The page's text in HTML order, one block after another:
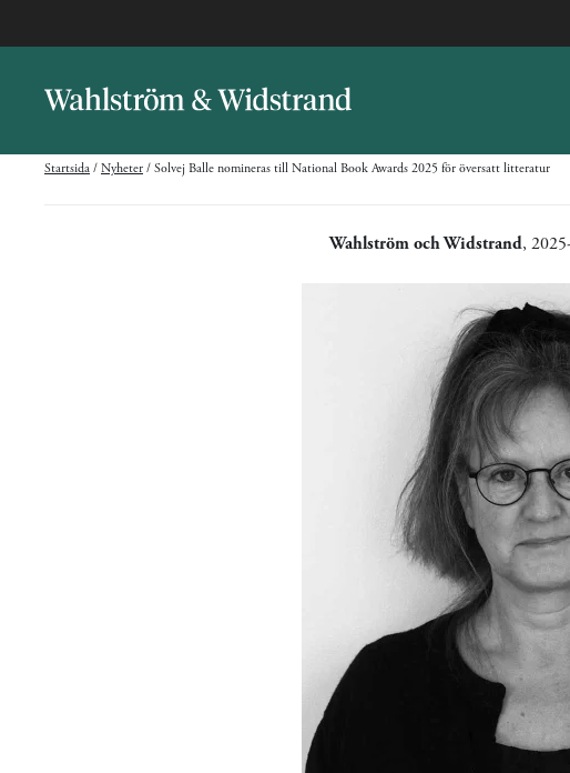
Startsida / Nyheter / Solvej Balle nomineras till National Book Awards 2025 för översatt litteratur
Wahlström och Widstrand,